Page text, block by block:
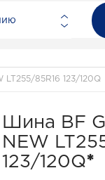
LT255/85R16 123/120Q
Шина BF
NEW
123/120Q*